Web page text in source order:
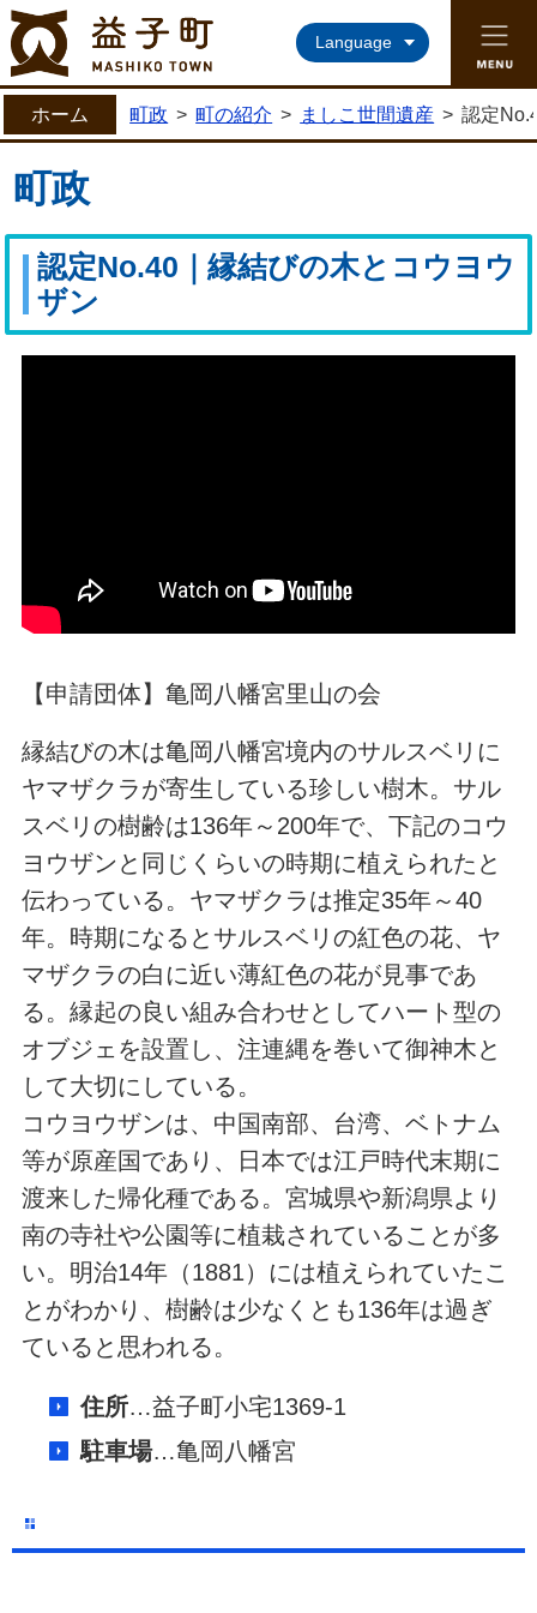
益子町ホームページ
Language
ホーム 町政 > 町の紹介 > ましこ世間遺産 > 認定
町政
認定No.40｜縁結びの木とコウヨウ
ザン
【申請団体】亀岡八幡宮里山の会
縁結びの木は亀岡八幡宮境内のサルスベリに
ヤマザクラが寄生している珍しい樹木。サル
スベリの樹齢は136年～200年で、下記のコウ
ヨウザンと同じくらいの時期に植えられたと
伝わっている。ヤマザクラは推定35年～40
年。時期になるとサルスベリの紅色の花、ヤ
マザクラの白に近い薄紅色の花が見事であ
る。縁起の良い組み合わせとしてハート型の
オブジェを設置し、注連縄を巻いて御神木と
して大切にしている。
コウヨウザンは、中国南部、台湾、ベトナム
等が原産国であり、日本では江戸時代末期に
渡来した帰化種である。宮城県や新潟県より
南の寺社や公園等に植栽されていることが多
い。明治14年（1881）には植えられていたこ
とがわかり、樹齢は少なくとも136年は過ぎ
ていると思われる。
住所…益子町小宅1369-1
駐車場…亀岡八幡宮